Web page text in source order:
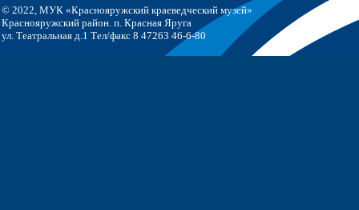
© 2022, МУК «Краснояружский краеведческий музей»
Краснояружский район. п. Красная Яруга
ул. Театральная д.1 Тел/факс 8 47263 46-6-80